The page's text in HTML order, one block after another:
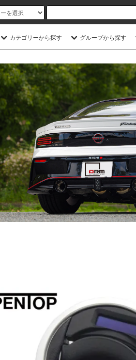
カテゴリーから探す グループから探す